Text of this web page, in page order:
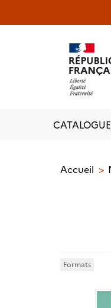
CATALOGUE
Accueil
Formats